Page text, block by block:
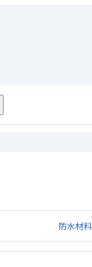
防水材